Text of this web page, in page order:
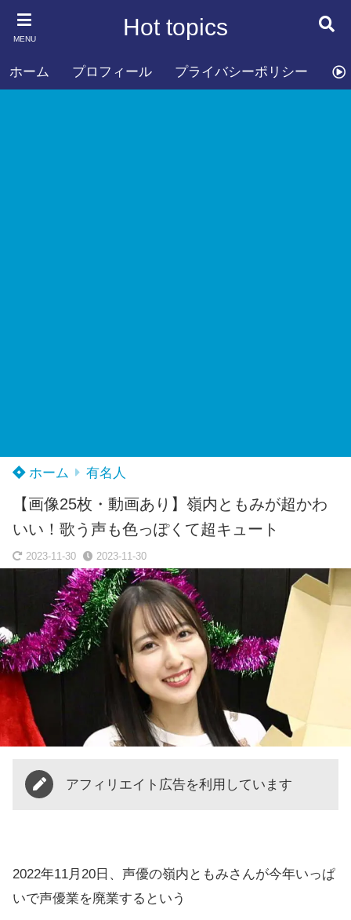
MENU Hot topics
ホーム プロフィール プライバシーポリシー お
ホーム 有名人
【画像25枚・動画あり】嶺内ともみが超かわ
いい！歌う声も色っぽくて超キュート
2023-11-30 2023-11-30
アフィリエイト広告を利用しています
2022年11月20日、声優の嶺内ともみさんが今年いっぱ
いで声優業を廃業するという